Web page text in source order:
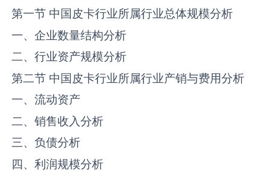
第一节 中国‌‌皮卡‌‌‌行业所属行业总体规模分析
一、企业数量结构分析
二、行业资产规模分析
第二节 中国‌‌皮卡‌‌‌行业所属行业产销与费用分析
一、流动资产
二、销售收入分析
三、负债分析
四、利润规模分析